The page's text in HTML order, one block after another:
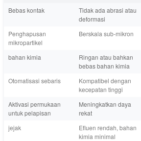
Bebas kontak
Tidak ada abrasi atau
deformasi
Penghapusan
mikropartikel
Berskala sub-mikron
bahan kimia
Ringan atau bahkan
bebas bahan kimia
Otomatisasi sebaris
Kompatibel dengan
kecepatan tinggi
Aktivasi permukaan
untuk pelapisan
Meningkatkan daya
rekat
jejak
Efluen rendah, bahan
kimia minimal